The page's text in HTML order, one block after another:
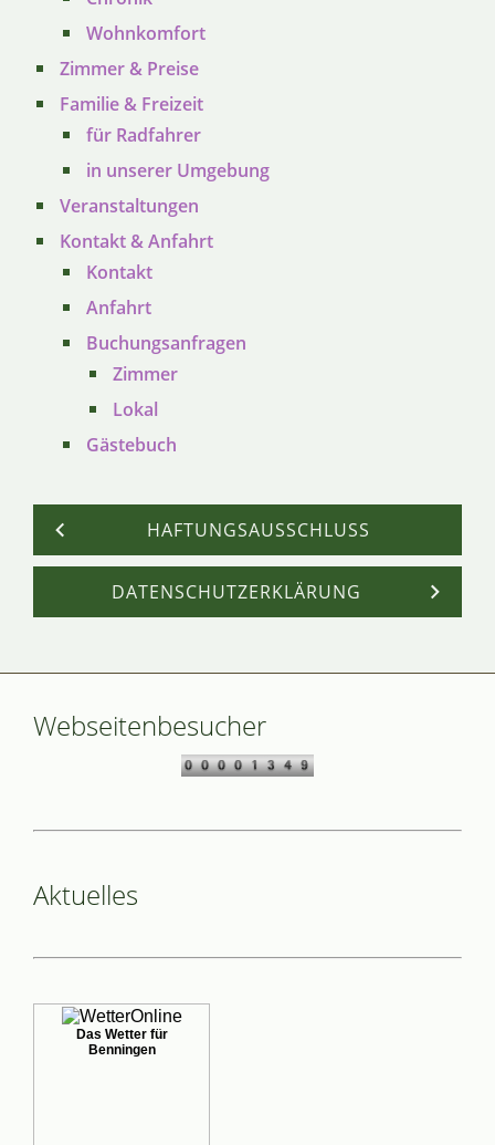
Wohnkomfort
Zimmer & Preise
Familie & Freizeit
für Radfahrer
in unserer Umgebung
Veranstaltungen
Kontakt & Anfahrt
Kontakt
Anfahrt
Buchungsanfragen
Zimmer
Lokal
Gästebuch
HAFTUNGSAUSSCHLUSS
DATENSCHUTZERKLÄRUNG
Webseitenbesucher
Aktuelles
Das Wetter für
Benningen